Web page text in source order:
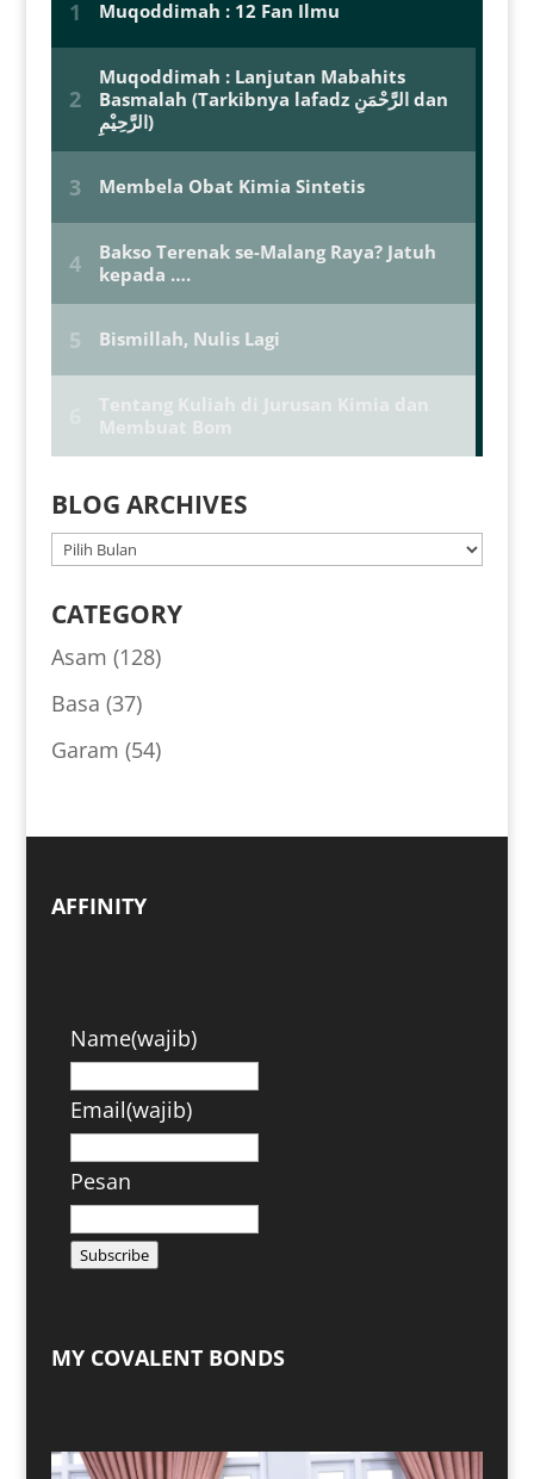
BLOG ARCHIVES
BLOG
CATEGORY
Asam (128)
Basa (37)
Garam (54)
AFFINITY
Name(wajib)
Email(wajib)
Pesan
Subscribe
MY COVALENT BONDS